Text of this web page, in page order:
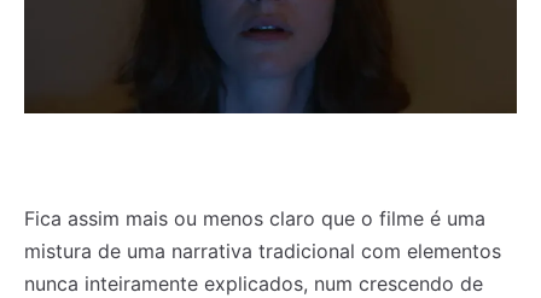
Fica assim mais ou menos claro que o filme é uma
mistura de uma narrativa tradicional com elementos
nunca inteiramente explicados, num crescendo de